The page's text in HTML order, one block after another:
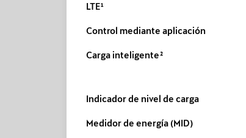
LTE¹
Control mediante aplicación
Carga inteligente²
Indicador de nivel de carga
Medidor de energía (MID)